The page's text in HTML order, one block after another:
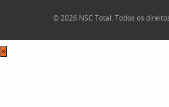
© 2026 NSC Total. Todos os
×